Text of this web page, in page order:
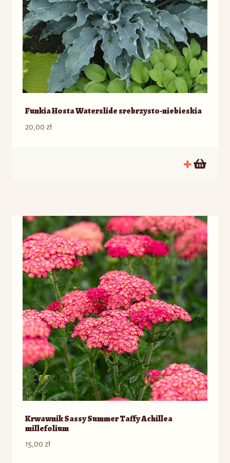
Funkia Hosta Waterslide srebrzysto-niebieskia
20,00 zł
Krwawnik Sassy Summer Taffy Achillea
millefolium
15,00 zł